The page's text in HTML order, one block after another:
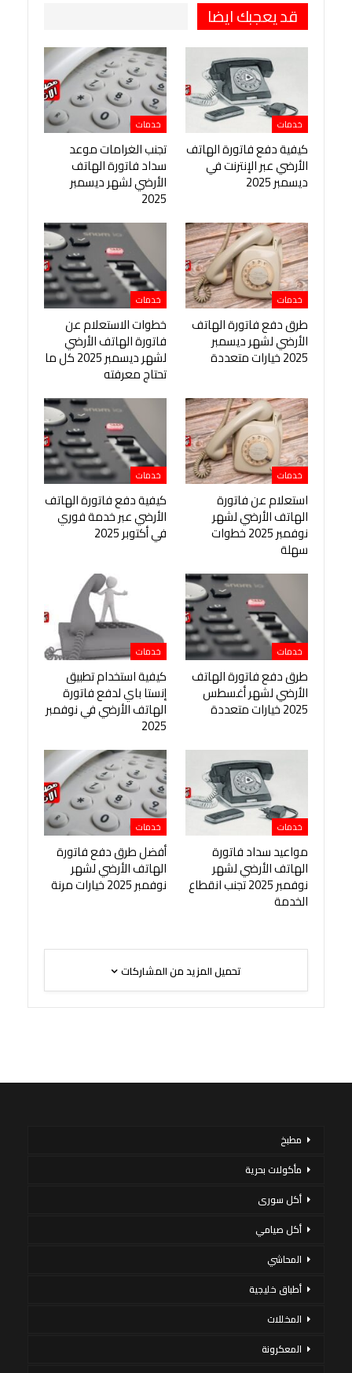
قد يعجبك ايضا
خدمات
كيفية دفع فاتورة الهاتف
الأرضي عبر الإنترنت في
ديسمبر 2025
خدمات
تجنب الغرامات موعد
سداد فاتورة الهاتف
الأرضي لشهر ديسمبر
2025
خدمات
طرق دفع فاتورة الهاتف
الأرضي لشهر ديسمبر
2025 خيارات متعددة
خدمات
خطوات الاستعلام عن
فاتورة الهاتف الأرضي
لشهر ديسمبر 2025 كل ما
تحتاج معرفته
خدمات
استعلام عن فاتورة
الهاتف الأرضي لشهر
نوفمبر 2025 خطوات
سهلة
خدمات
كيفية دفع فاتورة الهاتف
الأرضي عبر خدمة فوري
في أكتوبر 2025
خدمات
طرق دفع فاتورة الهاتف
الأرضي لشهر أغسطس
2025 خيارات متعددة
خدمات
كيفية استخدام تطبيق
إنستا باي لدفع فاتورة
الهاتف الأرضي في نوفمبر
2025
خدمات
مواعيد سداد فاتورة
الهاتف الأرضي لشهر
نوفمبر 2025 تجنب انقطاع
الخدمة
خدمات
أفضل طرق دفع فاتورة
الهاتف الأرضي لشهر
نوفمبر 2025 خيارات مرنة
تحميل المزيد من المشاركات
مطبخ
مأكولات بحرية
أكل سورى
أكل صيامي
المحاشي
أطباق خليجية
المخللات
المعكرونة